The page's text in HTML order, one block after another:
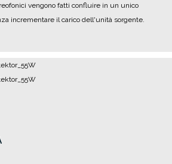
vengono fatti confluire in un unico
incrementare il carico dell'unità sorgente.